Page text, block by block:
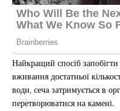
Найкращий спосіб
вживання достатньої
води, сеча затримується в
перетворюватися на камені.